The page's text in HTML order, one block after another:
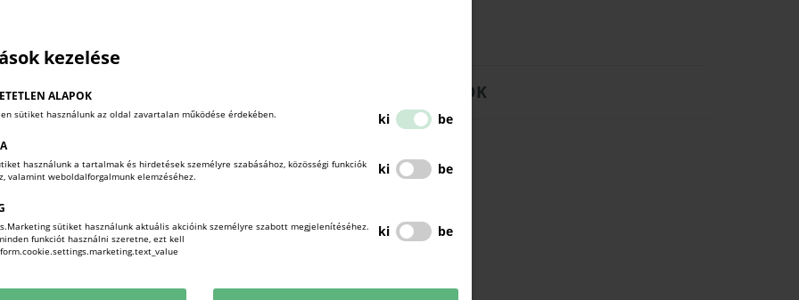
kezelése
ALAPOK
sütiket használunk az oldal zavartalan működése érdekében. ki be
használunk a tartalmak és hirdetések személyre szabásához, közösségi funkciók
valamint weboldalforgalmunk elemzéséhez.
ki be
sütiket használunk aktuális akcióink személyre szabott megjelenítéséhez.
funkciót használni szeretne, ezt kell
ki be
KAMARAI ADATBÁZISOK
Vállalkozói Piactér:
KAPTÁR:
https://kaptar.mkik.hu/
Kamarai vállalkozói adatbázis: